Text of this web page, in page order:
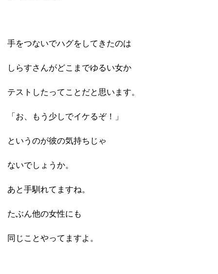
手をつないでハグをしてきたのは
しらすさんがどこまでゆるい女か
テストしたってことだと思います。
「お、もう少しでイケるぞ！」
というのが彼の気持ちじゃ
ないでしょうか。
あと手馴れてますね。
たぶん他の女性にも
同じことやってますよ。